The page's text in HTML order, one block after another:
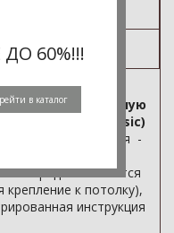
хрустальную
Art Classic)
от производителя -
предоставляются
к потолку),
инструкция
60%!!!
в каталог